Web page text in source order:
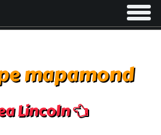
Toggle
mapamond
Lincoln